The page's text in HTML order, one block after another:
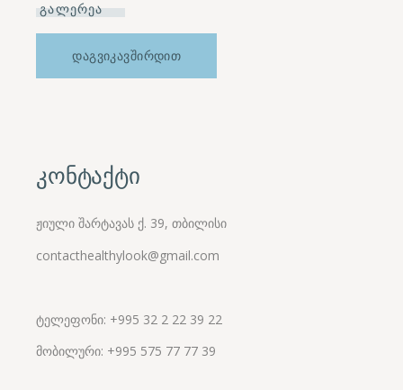
ᲒᲐᲚᲔᲠᲔᲐ
ᲓᲐᲒᲕᲘᲙᲐᲕᲨᲘᲠᲓᲘᲗ
კონტაქტი
ჟიული შარტავას ქ. 39, თბილისი
contacthealthylook@gmail.com
ტელეფონი: +995 32 2 22 39 22
მობილური: +995 575 77 77 39